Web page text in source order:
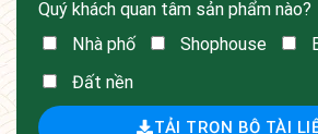
Quý khách quan tâm sản phẩm nào?
Nhà phố
Shophouse
Đất nền
TẢI TRỌN BỘ TÀI